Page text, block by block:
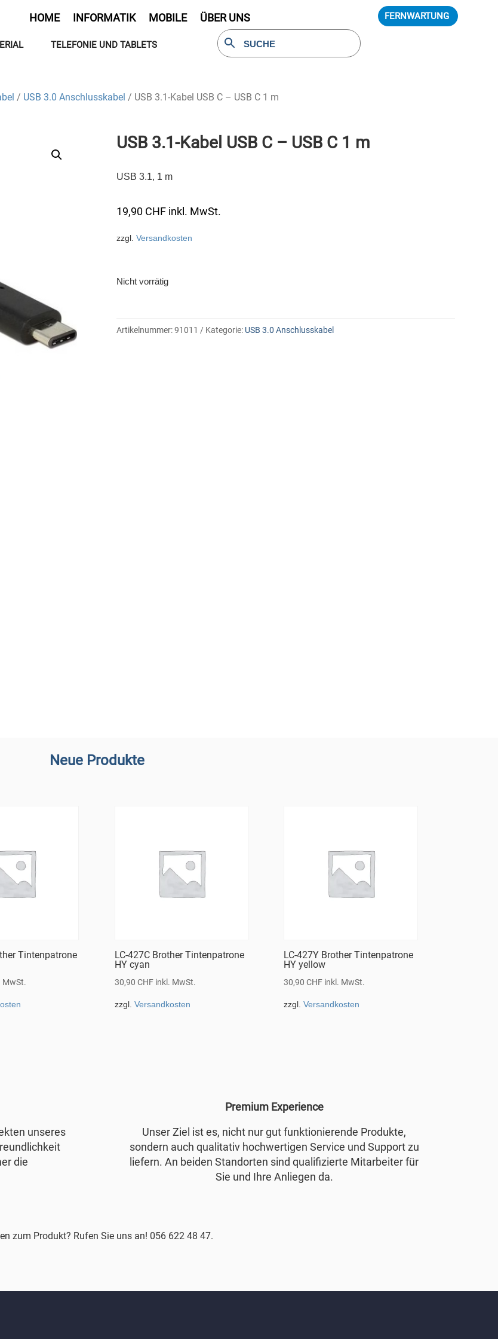
HOME INFORMATIK MOBILE ÜBER UNS FERNWARTUNG
TELEFONIE UND TABLETS
/ USB 3.0 Anschlusskabel / USB 3.1-Kabel USB C – USB C 1 m
USB 3.1-Kabel USB C – USB C 1 m
USB 3.1, 1 m
19,90 CHF inkl. MwSt.
zzgl. Versandkosten
Nicht vorrätig
Artikelnummer:91011 Kategorie: USB 3.0 Anschlusskabel
Neue Produkte
Tintenpatrone
MwSt.
LC-427C Brother Tintenpatrone
HY cyan
30,90 CHF inkl. MwSt.
zzgl. Versandkosten
LC-427Y Brother Tintenpatrone
HY yellow
30,90CHF inkl. MwSt.
zzgl.Versandkosten
unseres
die
Premium Experience
Unser Ziel ist es, nicht nur gut funktionierende Produkte,
sondern auch qualitativ hochwertigen Service und Support zu
liefern. An beiden Standorten sind qualifizierte Mitarbeiter für
Sie und Ihre Anliegen da.
zum Produkt? Rufen Sie uns an! 056 622 48 47.